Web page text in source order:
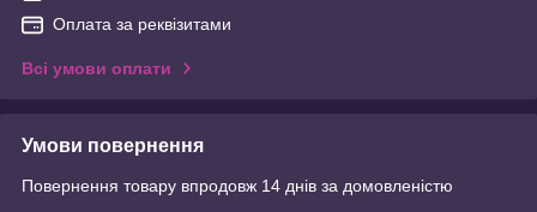
Оплата за реквізитами
Всі умови оплати
Умови повернення
Повернення товару впродовж 14 днів за домовленістю